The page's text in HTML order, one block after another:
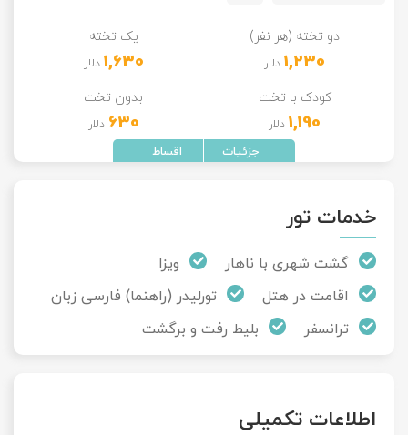
دو تخته (هر نفر)
1,230 دلار
یک تخته
1,630 دلار
کودک با تخت
1,190 دلار
بدون تخت
630 دلار
خدمات تور
گشت شهری با ناهار
ویزا
اقامت در هتل
تورلیدر (راهنما) فارسی زبان
ترانسفر
بلیط رفت و برگشت
اطلاعات تکمیلی